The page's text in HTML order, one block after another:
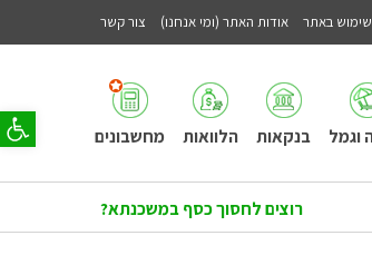
פתח
באתר אודות האתר (ומי אנחנו) צור קשר
וגמל בנקאות הלוואות מחשבונים
רוצים לחסוך כסף במשכנתא?